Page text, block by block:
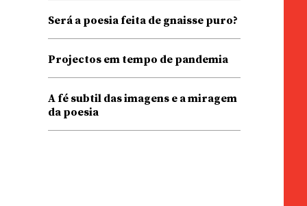
Será a poesia feita de gnaisse puro?
Projectos em tempo de pandemia
A fé subtil das imagens e a miragem
da poesia